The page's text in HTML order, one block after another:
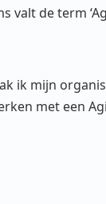
de term
ik mijn
met een